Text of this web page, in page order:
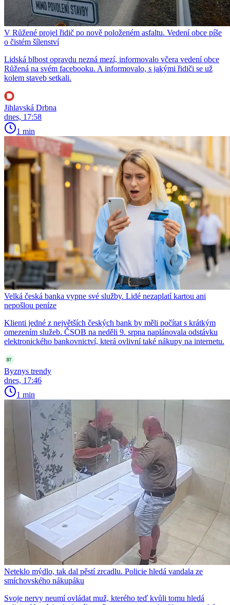
V Růžené projel řidič po nově položeném asfaltu. Vedení obce píše
o čistém šílenství
Lidská blbost opravdu nezná mezí, informovalo včera vedení obce
Růžená na svém facebooku. A informovalo, s jakými řidiči se už
kolem staveb setkali.
Jihlavská Drbna
dnes, 17:58
1 min
Velká česká banka vypne své služby. Lidé nezaplatí kartou ani
nepošlou peníze
Klienti jedné z největších českých bank by měli počítat s krátkým
omezením služeb. ČSOB na neděli 9. srpna naplánovala odstávku
elektronického bankovnictví, která ovlivní také nákupy na internetu.
Byznys trendy
dnes, 17:46
1 min
Neteklo mýdlo, tak dal pěstí zrcadlu. Policie hledá vandala ze
smíchovského nákupáku
Svoje nervy neumí ovládat muž, kterého teď kvůli tomu hledá